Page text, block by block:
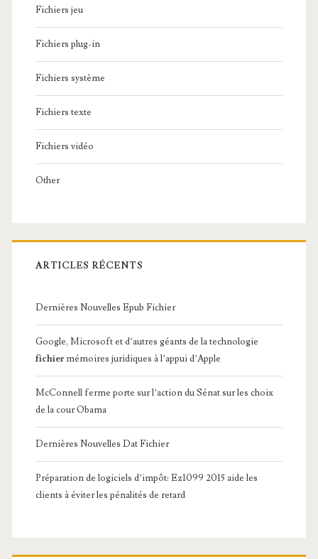
Fichiers jeu
Fichiers plug-in
Fichiers système
Fichiers texte
Fichiers vidéo
Other
ARTICLES RÉCENTS
Dernières Nouvelles Epub Fichier
Google, Microsoft et d’autres géants de la technologie
fichier mémoires juridiques à l’appui d’Apple
McConnell ferme porte sur l’action du Sénat sur les choix
de la cour Obama
Dernières Nouvelles Dat Fichier
Préparation de logiciels d’impôt: Ez1099 2015 aide les
clients à éviter les pénalités de retard